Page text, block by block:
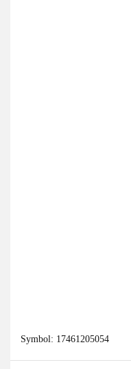
Symbol: 17461205054